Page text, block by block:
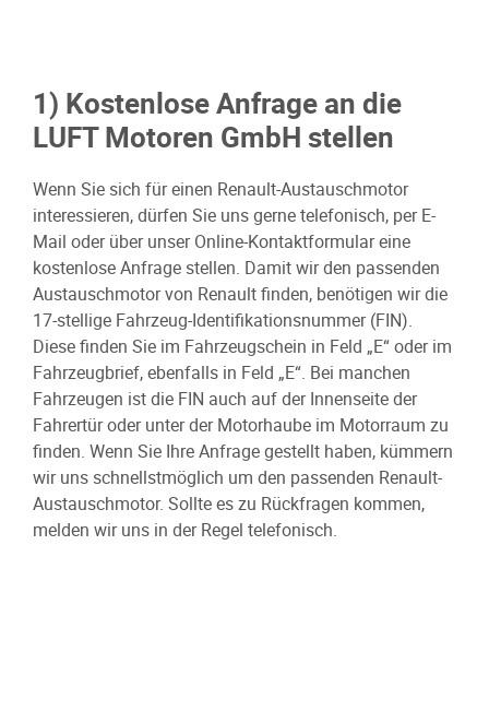
1) Kostenlose Anfrage an die
LUFT Motoren GmbH stellen
Wenn Sie sich für einen Renault-Austauschmotor
interessieren, dürfen Sie uns gerne telefonisch, per E-
Mail oder über unser Online-Kontaktformular eine
kostenlose Anfrage stellen. Damit wir den passenden
Austauschmotor von Renault finden, benötigen wir die
17-stellige Fahrzeug-Identifikationsnummer (FIN).
Diese finden Sie im Fahrzeugschein in Feld „E“ oder im
Fahrzeugbrief, ebenfalls in Feld „E“. Bei manchen
Fahrzeugen ist die FIN auch auf der Innenseite der
Fahrertür oder unter der Motorhaube im Motorraum zu
finden. Wenn Sie Ihre Anfrage gestellt haben, kümmern
wir uns schnellstmöglich um den passenden Renault-
Austauschmotor. Sollte es zu Rückfragen kommen,
melden wir uns in der Regel telefonisch.